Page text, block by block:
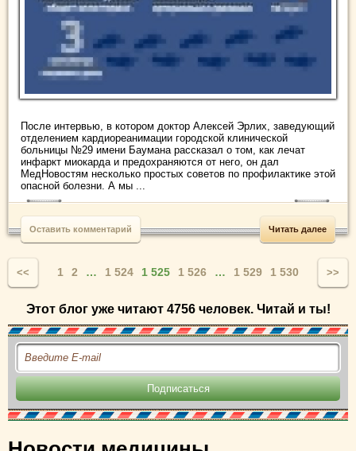
После интервью, в котором доктор Алексей Эрлих, заведующий
отделением кардиореанимации городской клинической
больницы №29 имени Баумана рассказал о том, как лечат
инфаркт миокарда и предохраняются от него, он дал
МедНовостям несколько простых советов по профилактике этой
опасной болезни. А мы ...
Читать далее
Оставить комментарий
<< 1 2 … 1 524 1 525 1 526 … 1 529 1 530 >>
Этот блог уже читают 4756 человек. Читай и ты!